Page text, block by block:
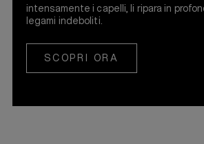
intensamente i capelli, li ripara in
legami indeboliti.
SCOPRI ORA